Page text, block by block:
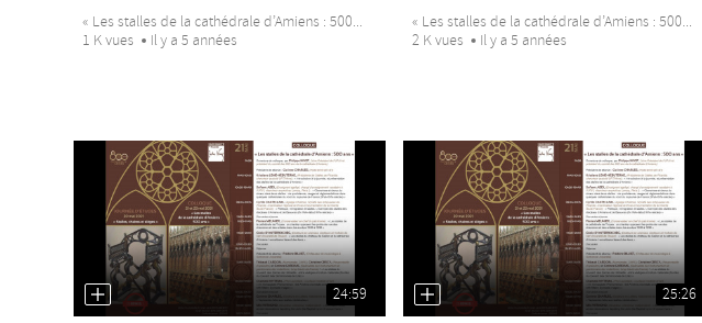
« Les stalles de la cathédrale d’Amiens : 500...
1 K vues
Il y a 5 années
« Les stalles de la cathédrale d’Amiens : 500...
2 K vues
Il y a 5 années
24:59 25:26